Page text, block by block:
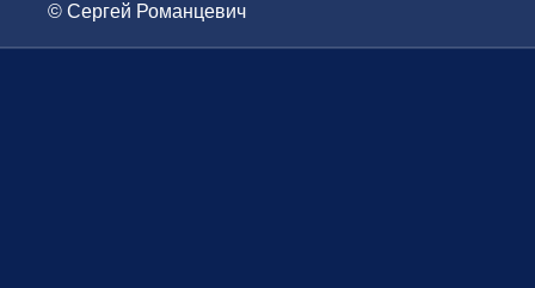
© Сергей Романцевич